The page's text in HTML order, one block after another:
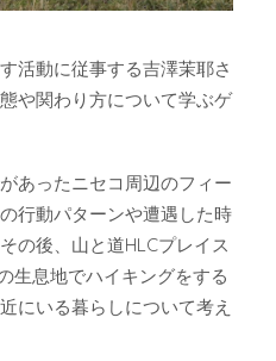
活動に従事する吉澤茉耶さ
や関わり方について学ぶゲ
あったニセコ周辺のフィー
行動パターンや遭遇した時
の後、山と道HLCプレイス
生息地でハイキングをする
にいる暮らしについて考え